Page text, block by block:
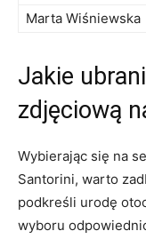
Marta Wiśniewska
Jakie
zdjęciową⁣
Wybierając się na
Santorini, warto
‍podkreśli urodę
wyboru